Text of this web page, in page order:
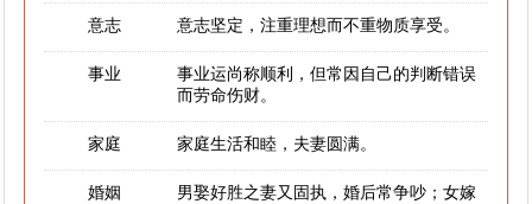
意志 意志坚定，注重理想而不重物质享受。
事业
事业运尚称顺利，但常因自己的判断错误
而劳命伤财。
家庭 家庭生活和睦，夫妻圆满。
婚姻
男娶好胜之妻又固执，婚后常争吵；女嫁